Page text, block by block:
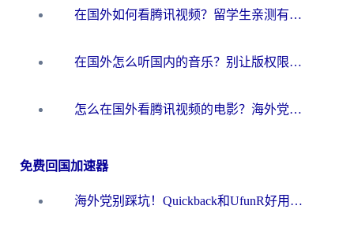
在国外如何看腾讯视频？留学生亲测有效的回国加速方案
在国外怎么听国内的音乐？别让版权限制断了你的华语歌单
怎么在国外看腾讯视频的电影？海外党亲测有效的回国加速指南
免费回国加速器
海外党别踩坑！Quickback和UfunR好用吗？选对回国加速器才能无缝刷国内资源